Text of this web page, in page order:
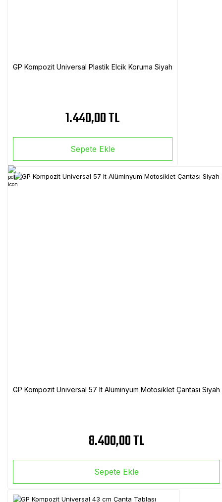
GP Kompozit Universal Plastik Elcik Koruma Siyah
1.440,00 TL
Sepete Ekle
GP Kompozit Universal 57 lt Alüminyum Motosiklet Çantası Siyah
8.400,00 TL
Sepete Ekle